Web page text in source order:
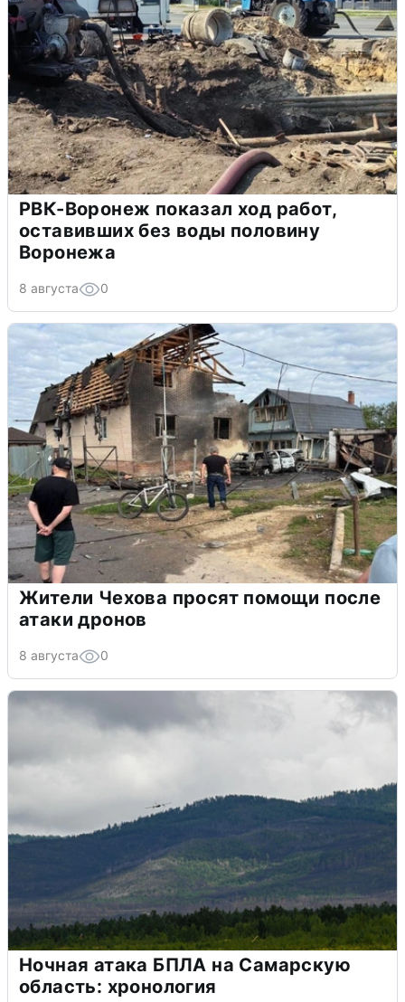
РВК-Воронеж показал ход работ,
оставивших без воды половину
Воронежа
8 августа 0
Жители Чехова просят помощи после
атаки дронов
8 августа 0
Ночная атака БПЛА на Самарскую
область: хронология